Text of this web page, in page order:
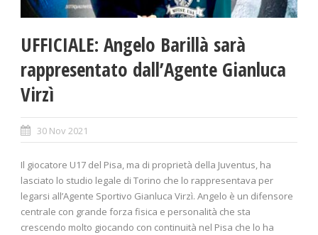
UFFICIALE: Angelo Barillà sarà
rappresentato dall’Agente Gianluca
Virzì
30 Nov 2021
Il giocatore U17 del Pisa, ma di proprietà della Juventus, ha
lasciato lo studio legale di Torino che lo rappresentava per
legarsi all’Agente Sportivo Gianluca Virzì. Angelo è un difensore
centrale con grande forza fisica e personalità che sta
crescendo molto giocando con continuità nel Pisa che lo ha